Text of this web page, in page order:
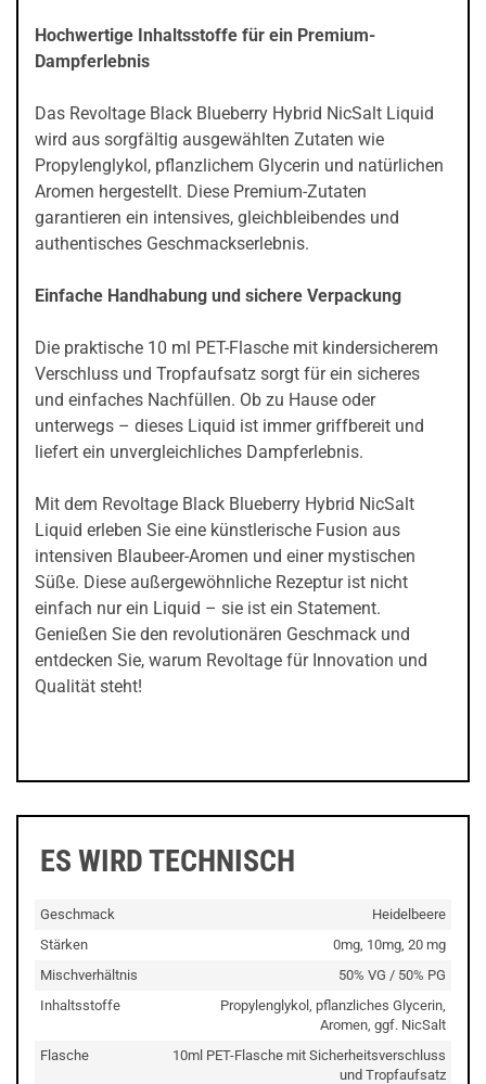
Hochwertige Inhaltsstoffe für ein Premium-
Dampferlebnis
Das Revoltage Black Blueberry Hybrid NicSalt Liquid
wird aus sorgfältig ausgewählten Zutaten wie
Propylenglykol, pflanzlichem Glycerin und natürlichen
Aromen hergestellt. Diese Premium-Zutaten
garantieren ein intensives, gleichbleibendes und
authentisches Geschmackserlebnis.
Einfache Handhabung und sichere Verpackung
Die praktische 10 ml PET-Flasche mit kindersicherem
Verschluss und Tropfaufsatz sorgt für ein sicheres
und einfaches Nachfüllen. Ob zu Hause oder
unterwegs – dieses Liquid ist immer griffbereit und
liefert ein unvergleichliches Dampferlebnis.
Mit dem Revoltage Black Blueberry Hybrid NicSalt
Liquid erleben Sie eine künstlerische Fusion aus
intensiven Blaubeer-Aromen und einer mystischen
Süße. Diese außergewöhnliche Rezeptur ist nicht
einfach nur ein Liquid – sie ist ein Statement.
Genießen Sie den revolutionären Geschmack und
entdecken Sie, warum Revoltage für Innovation und
Qualität steht!
ES WIRD TECHNISCH
Geschmack
Heidelbeere
Stärken
0mg, 10mg, 20 mg
Mischverhältnis
50% VG / 50% PG
Inhaltsstoffe
Propylenglykol, pflanzliches Glycerin,
Aromen, ggf. NicSalt
Flasche
10ml PET-Flasche mit Sicherheitsverschluss
und Tropfaufsatz